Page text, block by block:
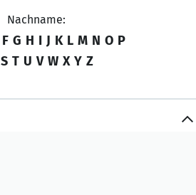
Nachname:
F G H I J K L M N O P
S T U V W X Y Z